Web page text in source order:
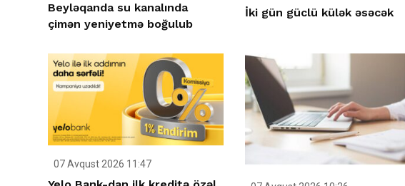
Beyləqanda su kanalında
çimən yeniyetmə boğulub
İki gün güclü külək əsəcək
07 Avqust 2026 11:47